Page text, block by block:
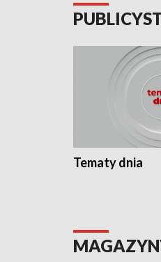
Tematy dnia